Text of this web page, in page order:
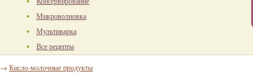
Микроволновка
Мультиварка
Все рецепты
→ Кисло-молочные продукты